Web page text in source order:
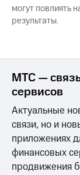
могут повлиять
результаты.
МТС —
сервисов
Актуальные
связи, но и
приложениях
финансовых
продвижения